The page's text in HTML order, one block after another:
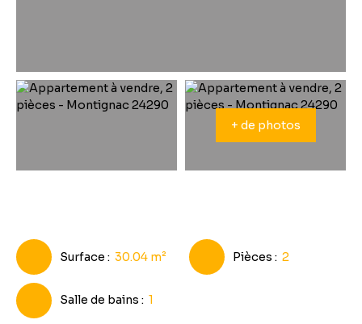
+ de photos
Surface : 30.04 m² Pièces : 2
Salle de bains : 1